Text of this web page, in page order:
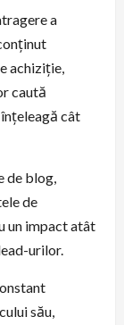
a
achiziție,
caută
cât
de blog,
de
un impact atât
urilor.
său,